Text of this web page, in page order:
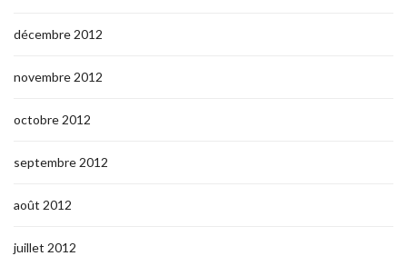
décembre 2012
novembre 2012
octobre 2012
septembre 2012
août 2012
juillet 2012